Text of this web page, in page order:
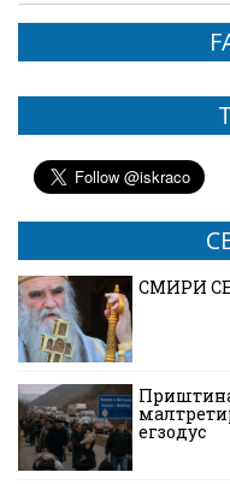
СМИРИ
Приштина
егзодус